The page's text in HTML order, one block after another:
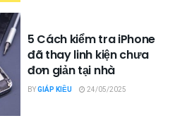
5 Cách kiểm tra iPhone
đã thay linh kiện chưa
đơn giản tại nhà
BYGIÁP KIỀU 24/05/2025